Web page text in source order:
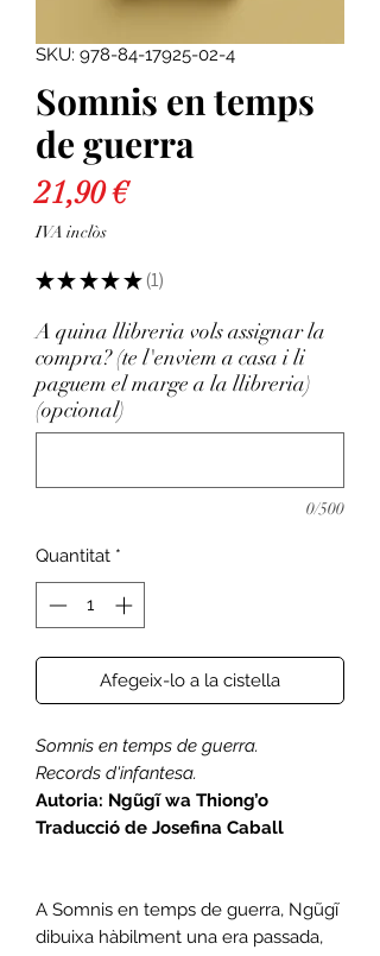
SKU: 978-84-17925-02-4
Somnis en temps
de guerra
21,90 €Price
IVA inclòs
★ ★ ★ ★ ★ 1
1
A quina llibreria vols assignar la
compra? (te l'enviem a casa i li
paguem el marge a la llibreria)
(opcional)
0/500
Quantitat *
Afegeix-lo a la cistella
Somnis en temps de guerra.
Records d'infantesa.
Autoria: Ngũgĩ wa Thiong’o
Traducció de Josefina Caball
A Somnis en temps de guerra, Ngũgĩ
dibuixa hàbilment una era passada,